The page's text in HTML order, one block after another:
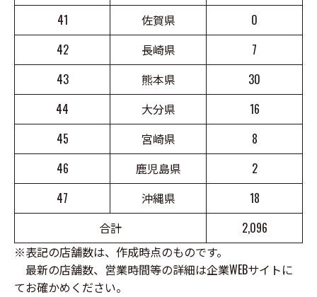
41
佐賀県
0
42
長崎県
7
43
熊本県
30
44
大分県
16
45
宮崎県
8
46
鹿児島県
2
47
沖縄県
18
合計
2,096
※表記の店舗数は、作成時点のものです。
最新の店舗数、営業時間等の詳細は企業WEBサイトに
てお確かめください。